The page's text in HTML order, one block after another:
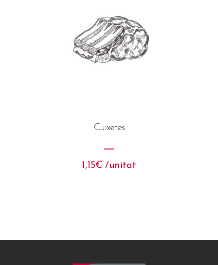
Cuixetes
1,15€ /unitat